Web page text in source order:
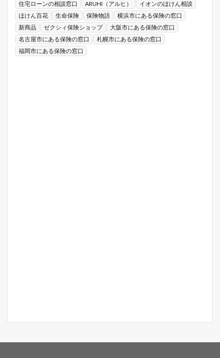
住宅ローンの相談窓口
ARUHI（アルヒ）
イオンのほけん相談
ほけん百花
生命保険 保険物語
横浜市にある保険の窓口
新商品
ゼクシィ保険ショップ
大阪市にある保険の窓口
名古屋市にある保険の窓口
札幌市にある保険の窓口
福岡市にある保険の窓口